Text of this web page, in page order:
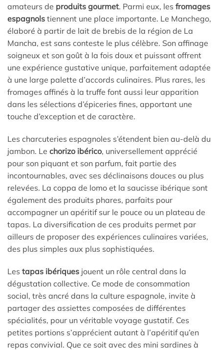
amateurs de produits gourmet. Parmi eux, les fromages
espagnols tiennent une place importante. Le Manchego,
élaboré à partir de lait de brebis de la région de La
Mancha, est sans conteste le plus célèbre. Son affinage
soigneux et son goût à la fois doux et puissant offrent
une expérience gustative unique, parfaitement adaptée
à une large palette d’accords culinaires. Plus rares, les
fromages affinés à la truffe font aussi leur apparition
dans les sélections d’épiceries fines, apportant une
touche d’exception et de caractère.
Les charcuteries espagnoles s’étendent bien au-delà du
jambon. Le chorizo ibérico, universellement apprécié
pour son piquant et son parfum, fait partie des
incontournables, avec ses déclinaisons douces ou plus
relevées. La coppa de lomo et la saucisse ibérique sont
également des produits phares, parfaits pour
accompagner un apéritif sur le pouce ou un plateau de
tapas. La diversification de ces produits permet par
ailleurs de proposer des expériences culinaires variées,
des plus simples aux plus sophistiquées.
Les tapas ibériques jouent un rôle central dans la
dégustation collective. Ce mode de consommation
social, très ancré dans la culture espagnole, invite à
partager des assiettes composées de différentes
spécialités, pour un véritable voyage gustatif. Ces
petites portions s’apprécient autant à l’apéritif qu’en
repas convivial. Que ce soit avec des mini sardines à